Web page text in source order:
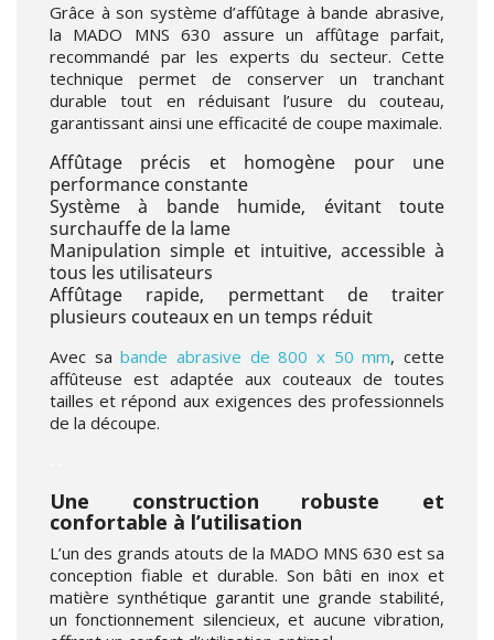
Grâce à son système d’affûtage à bande abrasive,
la MADO MNS 630 assure un affûtage parfait,
recommandé par les experts du secteur. Cette
technique permet de conserver un tranchant
durable tout en réduisant l’usure du couteau,
garantissant ainsi une efficacité de coupe maximale.
Affûtage précis et homogène pour une
performance constante
Système à bande humide, évitant toute
surchauffe de la lame
Manipulation simple et intuitive, accessible à
tous les utilisateurs
Affûtage rapide, permettant de traiter
plusieurs couteaux en un temps réduit
Avec sabande abrasive de 800 x 50 mm, cette
affûteuse est adaptée aux couteaux de toutes
tailles et répond aux exigences des professionnels
de la découpe.
Une construction robuste et
confortable à l’utilisation
L’un des grands atouts de la MADO MNS 630 est sa
conception fiable et durable. Son bâti en inox et
matière synthétique garantit une grande stabilité,
un fonctionnement silencieux, et aucune vibration,